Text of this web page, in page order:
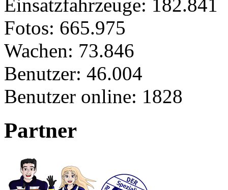
Einsatzfahrzeuge: 182.841
Fotos: 665.975
Wachen: 73.846
Benutzer: 46.004
Benutzer online: 1828
Partner